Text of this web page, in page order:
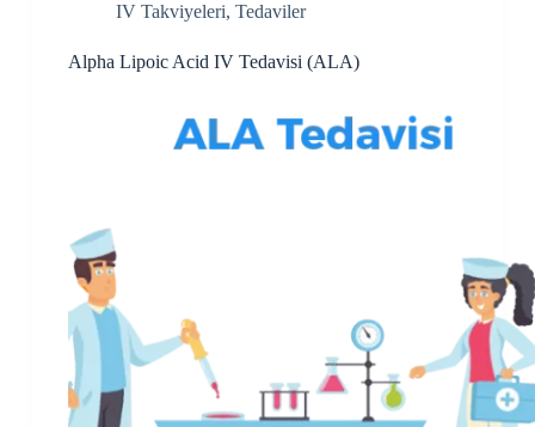
IV Takviyeleri, Tedaviler
Alpha Lipoic Acid IV Tedavisi (ALA)